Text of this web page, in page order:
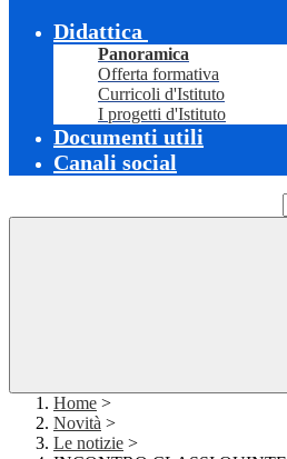
Didattica
Panoramica
Offerta formativa
Curricoli d'Istituto
I progetti d'Istituto
Documenti utili
Canali social
Home >
Novità >
Le notizie >